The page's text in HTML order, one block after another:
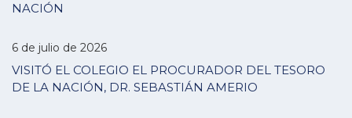
NACIÓN
6 de julio de 2026
VISITÓ EL COLEGIO EL PROCURADOR DEL TESORO
DE LA NACIÓN, DR. SEBASTIÁN AMERIO